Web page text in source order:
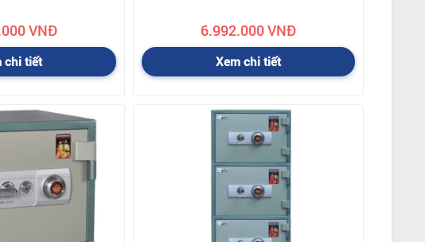
VNĐ
chi tiết
6.992.000 VNĐ
Xem chi tiết